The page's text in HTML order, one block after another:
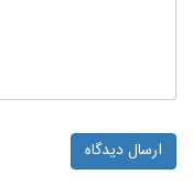
ارسال دیدگاه